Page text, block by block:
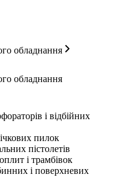
обладнання
обладнання
і відбійних
пилок
пістолетів
і трамбівок
і поверхневих